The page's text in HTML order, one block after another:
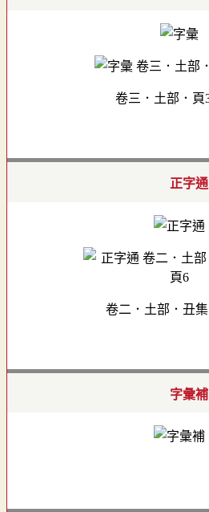
卷三．土部．頁
正字通
卷二．土部．丑
字彙補